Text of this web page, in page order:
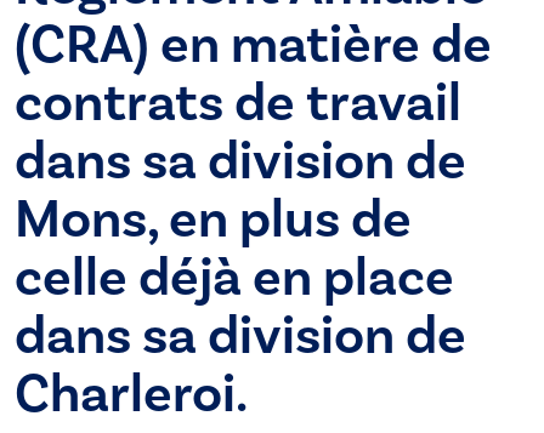
(CRA) en matière de
contrats de travail
dans sa division de
Mons, en plus de
celle déjà en place
dans sa division de
Charleroi.